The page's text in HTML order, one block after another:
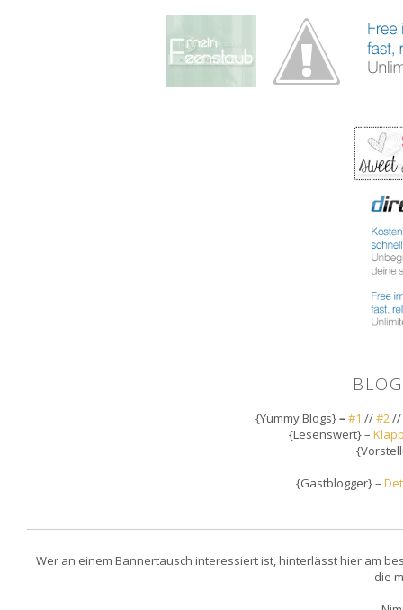
{Yummy Blogs}–#1 //#2//
{Lesenswert} –
{Gastblogger} –
Wer an einem Bannertausch interessiert ist, hinterlässt hier am
die